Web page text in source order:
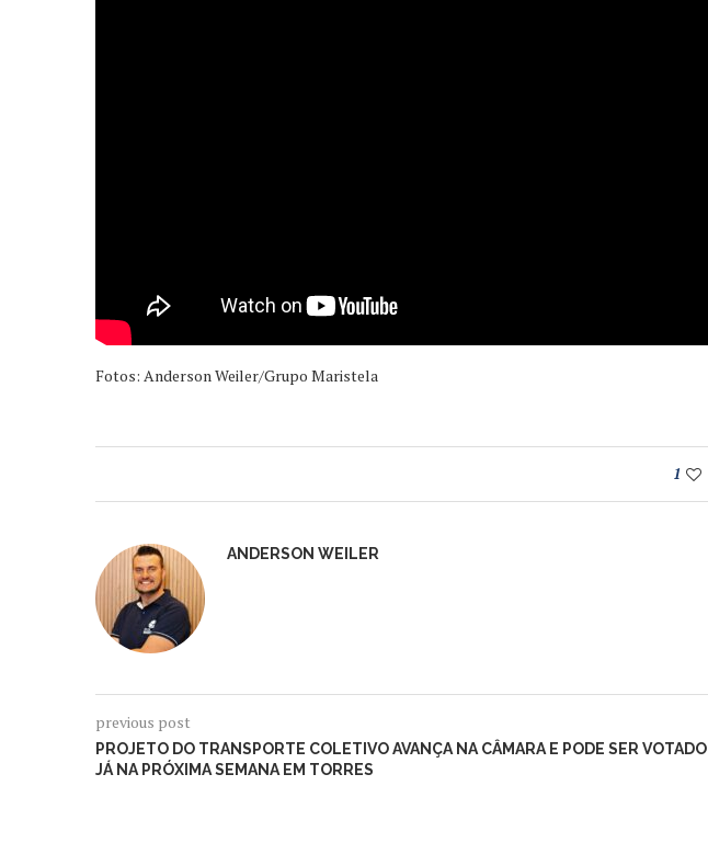
Fotos: Anderson Weiler/Grupo Maristela
1
ANDERSON WEILER
previous post
PROJETO DO TRANSPORTE COLETIVO AVANÇA NA CÂMARA E PODE SER VOTADO
JÁ NA PRÓXIMA SEMANA EM TORRES